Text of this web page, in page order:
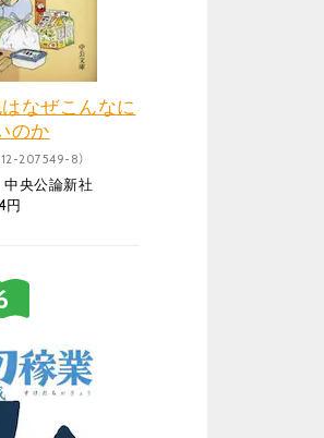
なぜこんなに
のか
207549-8）
央公論新社
円